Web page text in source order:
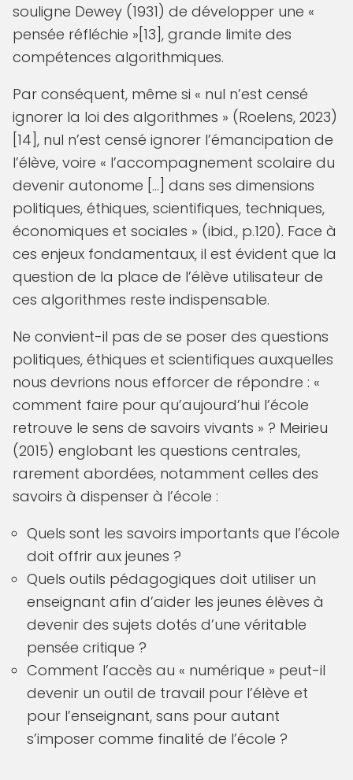
souligne Dewey (1931) de développer une «
pensée réfléchie »[13], grande limite des
compétences algorithmiques.
Par conséquent, même si « nul n’est censé
ignorer la loi des algorithmes » (Roelens, 2023)
[14], nul n’est censé ignorer l’émancipation de
l’élève, voire « l’accompagnement scolaire du
devenir autonome […] dans ses dimensions
politiques, éthiques, scientifiques, techniques,
économiques et sociales » (ibid., p.120). Face à
ces enjeux fondamentaux, il est évident que la
question de la place de l’élève utilisateur de
ces algorithmes reste indispensable.
Ne convient-il pas de se poser des questions
politiques, éthiques et scientifiques auxquelles
nous devrions nous efforcer de répondre : «
comment faire pour qu’aujourd’hui l’école
retrouve le sens de savoirs vivants » ? Meirieu
(2015) englobant les questions centrales,
rarement abordées, notamment celles des
savoirs à dispenser à l’école :
Quels sont les savoirs importants que l’école
doit offrir aux jeunes ?
Quels outils pédagogiques doit utiliser un
enseignant afin d’aider les jeunes élèves à
devenir des sujets dotés d’une véritable
pensée critique ?
Comment l’accès au « numérique » peut-il
devenir un outil de travail pour l’élève et
pour l’enseignant, sans pour autant
s’imposer comme finalité de l’école ?